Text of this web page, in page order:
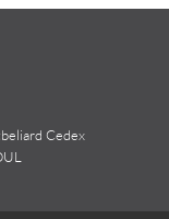
Cedex